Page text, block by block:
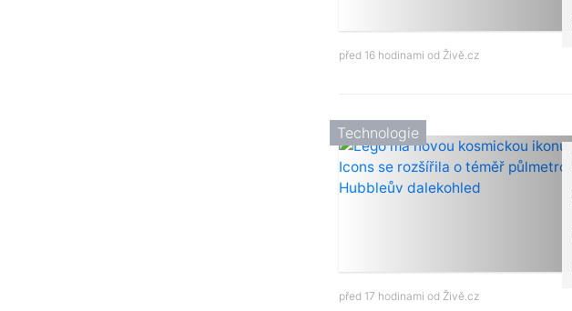
před 16 hodinami od Živě.cz
Technologie
před 17 hodinami od Živě.cz